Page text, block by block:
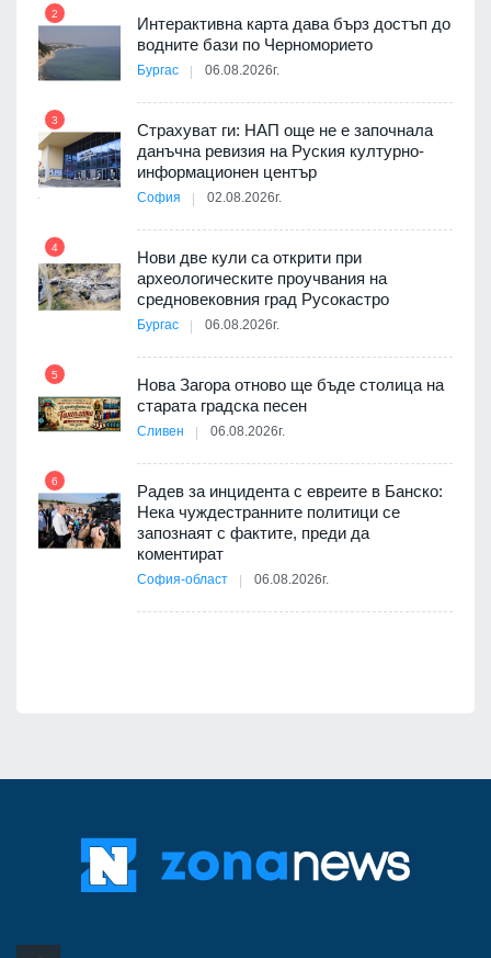
2
Интерактивна карта дава бърз достъп до
водните бази по Черноморието
Бургас 06.08.2026г.
3
Страхуват ги: НАП още не е започнала
данъчна ревизия на Руския културно-
информационен център
София 02.08.2026г.
4
Нови две кули са открити при
археологическите проучвания на
средновековния град Русокастро
Бургас 06.08.2026г.
5
Нова Загора отново ще бъде столица на
старата градска песен
Сливен 06.08.2026г.
6
Радев за инцидента с евреите в Банско:
Нека чуждестранните политици се
запознаят с фактите, преди да
коментират
София-област 06.08.2026г.